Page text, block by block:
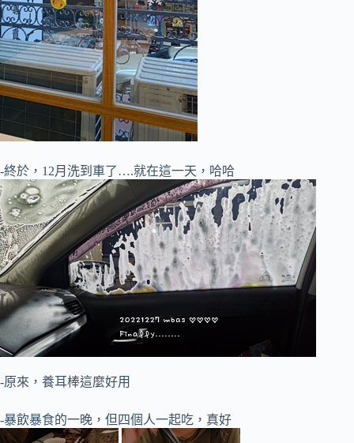
-終於，12月洗到車了….就在這一天，哈哈
-原來，養耳棒這麼好用
-暴飲暴食的一晚，但四個人一起吃，真好